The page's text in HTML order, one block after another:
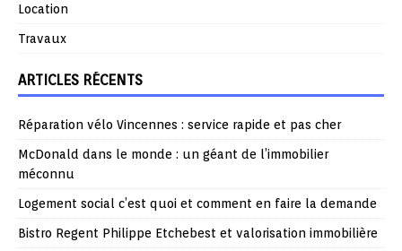
Location
Travaux
ARTICLES RÉCENTS
Réparation vélo Vincennes : service rapide et pas cher
McDonald dans le monde : un géant de l’immobilier
méconnu
Logement social c’est quoi et comment en faire la demande
Bistro Regent Philippe Etchebest et valorisation immobilière